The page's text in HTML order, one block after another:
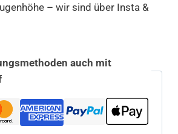
– wir sind über Insta &
auch mit